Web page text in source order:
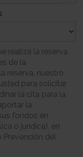
realiza la reserva
de la
reserva, nuestro
para solicitar
la cita para la
la
fondos en
o jurídica), en
del